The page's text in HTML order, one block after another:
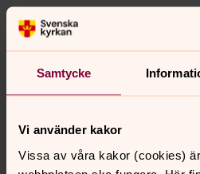
Samtycke
Vi använder kakor
Vissa av våra kakor (cookies)
Liturgisk färg
Den liturgiska färgen är grön.
Altardekoration
På altaret står två ljus samt